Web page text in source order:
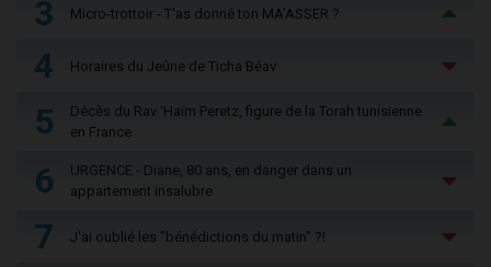
3 Micro-trottoir - T'as donné ton MA’ASSER ?
4 Horaires du Jeûne de Ticha Béav
5
Décès du Rav ‘Haïm Peretz, figure de la Torah tunisienne
en France
6
URGENCE - Diane, 80 ans, en danger dans un
appartement insalubre
7 J'ai oublié les "bénédictions du matin" ?!